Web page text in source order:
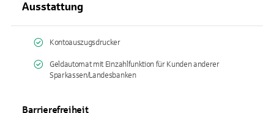
Ausstattung
Kontoauszugsdrucker
Geldautomat mit Einzahlfunktion für Kunden anderer
Sparkassen/Landesbanken
Barrierefreiheit